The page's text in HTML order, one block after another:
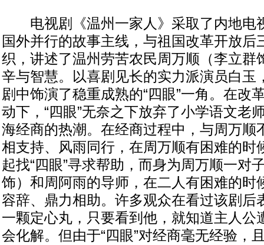
电视剧《温州一家人》采取了内地电
国外并行的故事主线，与祖国改革开放后
织，讲述了温州劳苦农民周万顺（李立群
辛与智慧。以喜剧见长的实力派演员白玉
剧中饰演了稳重成熟的“四眼”一角。在改
动下，“四眼”无奈之下放弃了小学语文老
海经商的热潮。在经商过程中，与周万顺
相支持、风雨同行，在周万顺有困难的时
起找“四眼”寻求帮助，而身为周万顺一对
饰）和周阿雨的导师，在二人有困难的时
容辞、鼎力相助。许多观众在看过该剧后
一颗定心丸，只要看到他，就知道主人公
会化解。但由于“四眼”对经商毫无经验，